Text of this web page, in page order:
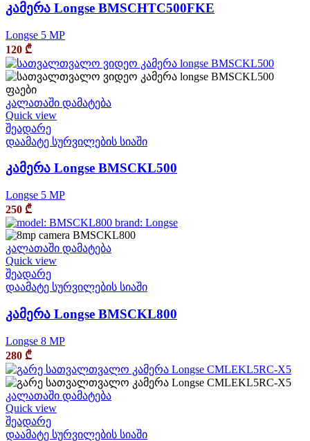
კამერა Longse BMSCHTC500FKE
Longse 5 MP
120 ₾
კალათაში დამატება
Quick view
შეადარე
დაამატე სურვილების სიაში
კამერა Longse BMSCKL500
Longse 5 MP
250 ₾
კალათაში დამატება
Quick view
შეადარე
დაამატე სურვილების სიაში
კამერა Longse BMSCKL800
Longse 8 MP
280 ₾
კალათაში დამატება
Quick view
შეადარე
დაამატე სურვილების სიაში